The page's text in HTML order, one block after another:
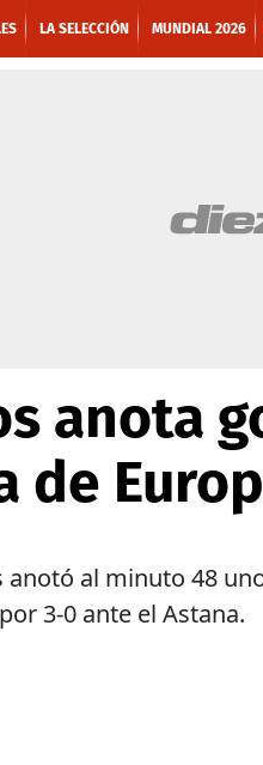
LA SELECCIÓN MUNDIAL 2026
anota
de
al minuto 48
3-0 ante el Astana.